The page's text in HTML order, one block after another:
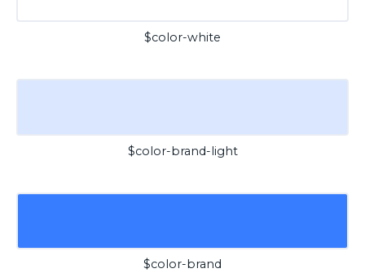
$color-white
$color-brand-light
$color-brand